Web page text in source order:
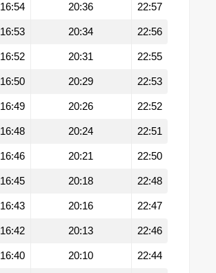
16:54 20:36 22:57
16:53 20:34 22:56
16:52 20:31 22:55
16:50 20:29 22:53
16:49 20:26 22:52
16:48 20:24 22:51
16:46 20:21 22:50
16:45 20:18 22:48
16:43 20:16 22:47
16:42 20:13 22:46
16:40 20:10 22:44